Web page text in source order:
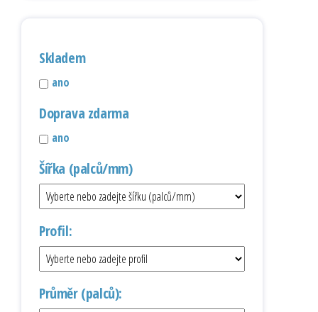
Skladem
ano
Doprava zdarma
ano
Šířka (palců/mm)
Profil:
Průměr (palců):